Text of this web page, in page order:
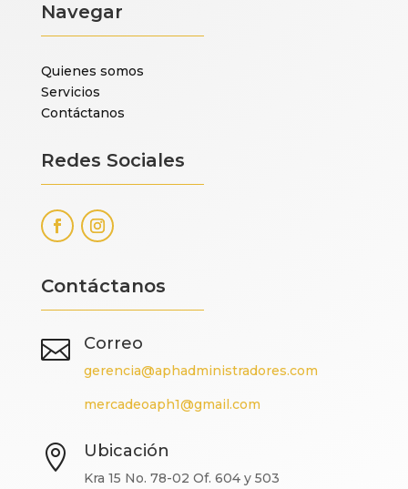
Navegar
Quienes somos
Servicios
Contáctanos
Redes Sociales
Contáctanos
 Correo
gerencia@aphadministradores.com
mercadeoaph1@gmail.com
 Ubicación
Kra 15 No. 78-02 Of. 604 y 503